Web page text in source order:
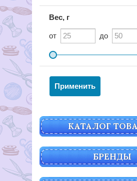
Вес, г
от до
КАТАЛОГ
БРЕНДЫ